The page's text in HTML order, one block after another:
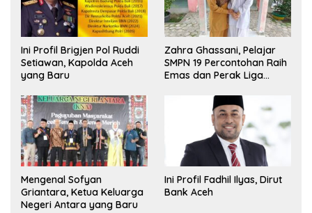
Ini Profil Brigjen Pol Ruddi
Setiawan, Kapolda Aceh
yang Baru
Zahra Ghassani, Pelajar
SMPN 19 Percontohan Raih
Emas dan Perak Liga
Mengenal Sofyan
Griantara, Ketua Keluarga
Negeri Antara yang Baru
Ini Profil Fadhil Ilyas, Dirut
Bank Aceh